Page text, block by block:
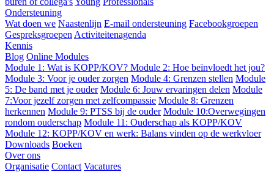
Ondersteuning
Wat doen we Naastenlijn E-mail ondersteuning Facebookgroepen
Gespreksgroepen Activiteitenagenda
Kennis
Blog Online Modules
Module 1: Wat is KOPP/KOV? Module 2: Hoe beïnvloedt het jou?
Module 3: Voor je ouder zorgen Module 4: Grenzen stellen Module
5: De band met je ouder Module 6: Jouw ervaringen delen Module
7:Voor jezelf zorgen met zelfcompassie Module 8: Grenzen
herkennen Module 9: PTSS bij de ouder Module 10:Overwegingen
rondom ouderschap Module 11: Ouderschap als KOPP/KOV
Module 12: KOPP/KOV en werk: Balans vinden op de werkvloer
Downloads Boeken
Over ons
Organisatie Contact Vacatures